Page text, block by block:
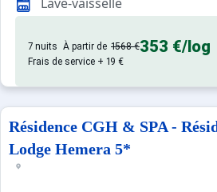
7 nuits À partir de 1568 €353 €/log
Frais de service + 19 €
Résidence CGH & SPA -
Lodge Hemera 5*